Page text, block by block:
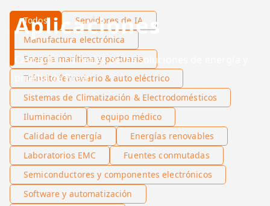
Aplicaciones
Casos de uso reales de las soluciones de energía y
prueba de Preen.
Todos
Servidores de IA
Manufactura electrónica
Energía marítima y portuaria
Tránsito ferroviario & auto eléctrico
Sistemas de Climatización & Electrodomésticos
Iluminación
equipo médico
Calidad de energía
Energías renovables
Laboratorios EMC
Fuentes conmutadas
Semiconductores y componentes electrónicos
Software y automatización